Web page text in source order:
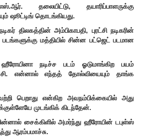
தலையிட்டு, தயாரிப்பாளருக்கு
ஷூட்டிங் தொடங்கியது.
திலகத்தின் அம்பிகாபதி, புரட்சி நடிகரின்
மத்தியில் சின்ன பட்ஜெட் படமான
நடிச்ச படம் ஓடுமாங்கிற பயம்
என்னால் எந்தத் தோல்வியையும் தாங்க
பெறாது என்கிற அவநம்பிக்கையில் அது
முடங்கிக் கிடந்தேன்.
சைக்கிளில் அமர்ந்து ஹீரோயின் டபுள்ஸ்
ஆரம்பமாச்சு.